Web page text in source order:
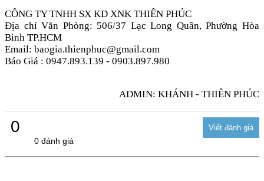
CÔNG TY TNHH SX KD XNK THIÊN PHÚC
Địa chỉ Văn Phòng: 506/37 Lạc Long Quân, Phường Hòa
Bình TP.HCM
Email: baogia.thienphuc@gmail.com
Báo Giá : 0947.893.139 - 0903.897.980
ADMIN: KHÁNH - THIÊN PHÚC
0
0 đánh giá